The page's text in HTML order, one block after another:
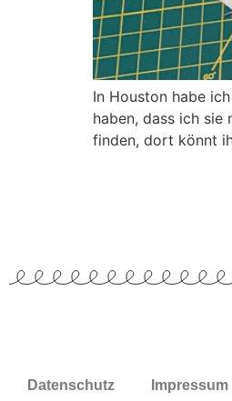
In Houston habe
haben, dass ich
finden, dort könnt
Datenschutz Impressum